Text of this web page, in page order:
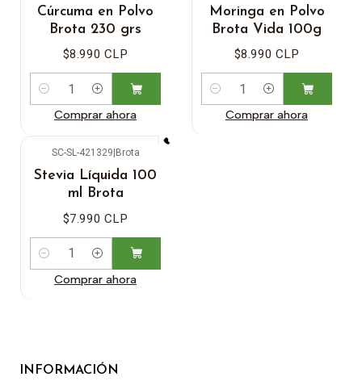
Cúrcuma en Polvo
Brota 230 grs
$8.990 CLP
Cantidad
Comprar ahora
Moringa en Polvo
Brota Vida 100g
$8.990 CLP
Cantidad
Comprar ahora
SC-SL-421329 Brota
Stevia Líquida 100
ml Brota
$7.990 CLP
Cantidad
Comprar ahora
INFORMACIÓN